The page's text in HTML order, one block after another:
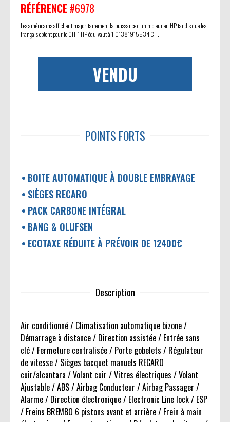
RÉFÉRENCE #6978
Les américains affichent majoritairement la puissance d'un moteur en HP tandis que les
français optent pour le CH. 1 HP équivaut à 1,01381915534 CH.
VENDU
POINTS FORTS
BOITE AUTOMATIQUE À DOUBLE EMBRAYAGE
SIÈGES RECARO
PACK CARBONE INTÉGRAL
BANG & OLUFSEN
ECOTAXE RÉDUITE À PRÉVOIR DE 12400€
Description
Air conditionné / Climatisation automatique bizone /
Démarrage à distance / Direction assistée / Entrée sans
clé / Fermeture centralisée / Porte gobelets / Régulateur
de vitesse / Sièges bacquet manuels RECARO
cuir/alcantara / Volant cuir / Vitres électriques / Volant
Ajustable / ABS / Airbag Conducteur / Airbag Passager /
Alarme / Direction électronique / Electronic Line lock / ESP
/ Freins BREMBO 6 pistons avant et arrière / Frein à main